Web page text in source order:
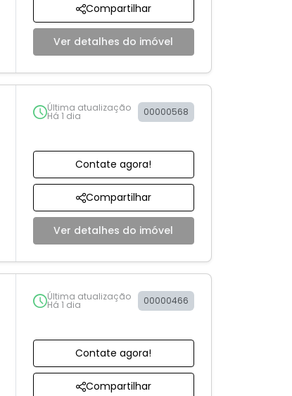
Compartilhar
Ver detalhes do imóvel
Última atualização
Há 1 dia 00000568
Contate agora!
Compartilhar
Ver detalhes do imóvel
Última atualização
Há 1 dia 00000466
Contate agora!
Compartilhar